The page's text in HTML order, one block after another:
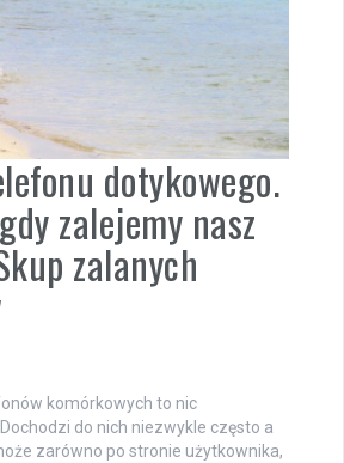
dotykowego.
zalejemy nasz
zalanych
komórkowych to nic
do nich niezwykle często a
zarówno po stronie użytkownika,